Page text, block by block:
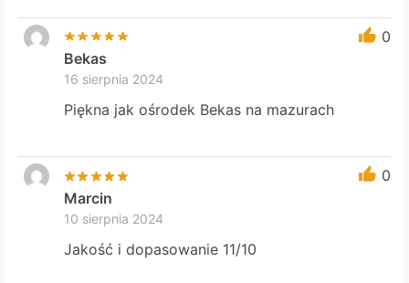
0
Bekas
16 sierpnia 2024
Piękna jak ośrodek Bekas na mazurach
0
Marcin
10 sierpnia 2024
Jakość i dopasowanie 11/10